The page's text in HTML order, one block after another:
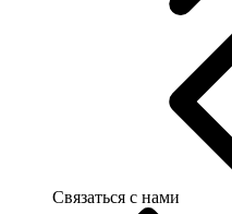
Связаться с нами